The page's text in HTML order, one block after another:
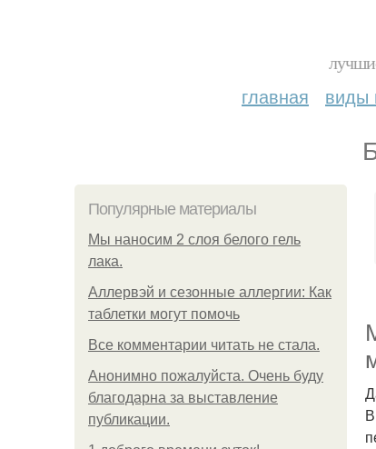
главная виды
Популярные материалы
Мы наносим 2 слоя белого гель
лака.
Аллервэй и сезонные аллергии: Как
таблетки могут помочь
Все комментарии читать не стала.
Анонимно пожалуйста. Очень буду
благодарна за выставление
публикации.